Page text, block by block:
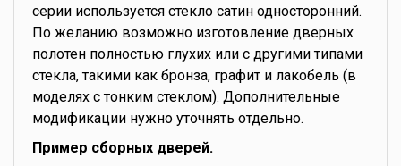
серии используется стекло сатин односторонний.
По желанию возможно изготовление дверных
полотен полностью глухих или с другими типами
стекла, такими как бронза, графит и лакобель (в
моделях с тонким стеклом). Дополнительные
модификации нужно уточнять отдельно.
Пример сборных дверей.